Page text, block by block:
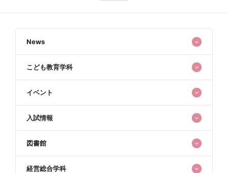
News
こども教育学科
イベント
入試情報
図書館
経営総合学科